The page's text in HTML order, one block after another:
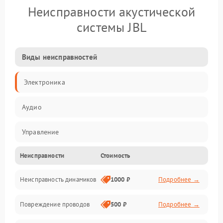
Неисправности акустической
системы JBL
Виды неисправностей
Электроника
Аудио
Управление
Электропитание
Связь
Механические повреждения
Неисправности Стоимость
Неисправность динамиков 1000 ₽ Подробнее →
Повреждение проводов 500 ₽ Подробнее →